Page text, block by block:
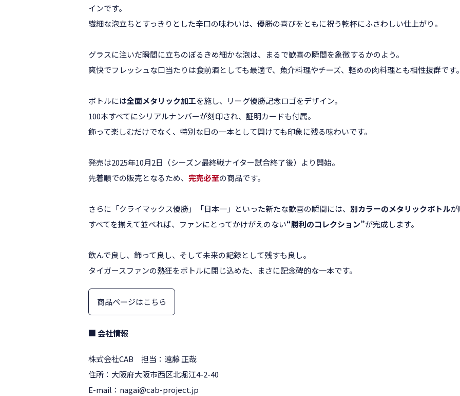
インです。
繊細な泡立ちとすっきりとした辛口の味わいは、優勝の喜びをともに祝う乾杯にふさわしい仕上がり。
グラスに注いだ瞬間に立ちのぼるきめ細かな泡は、まるで歓喜の瞬間を象徴するかのよう。
爽快でフレッシュな口当たりは食前酒としても最適で、魚介料理やチーズ、軽めの肉料理とも相性抜群です。
ボトルには全面メタリック加工を施し、リーグ優勝記念ロゴをデザイン。
100本すべてにシリアルナンバーが刻印され、証明カードも付属。
飾って楽しむだけでなく、特別な日の一本として開けても印象に残る味わいです。
発売は2025年10月2日（シーズン最終戦ナイター試合終了後）より開始。
先着順での販売となるため、 完売必至の商品です。
さらに「クライマックス優勝」「日本一」といった新たな歓喜の瞬間には、 別カラーのメタリックボトルが
すべてを揃えて並べれば、ファンにとってかけがえのない“勝利のコレクション”が完成します。
飲んで良し、飾って良し、そして未来の記録として残すも良し。
タイガースファンの熱狂をボトルに閉じ込めた、まさに記念碑的な一本です。
商品ページはこちら
🏢 会社情報
株式会社CAB 担当：遠藤 正哉
住所：大阪府大阪市西区北堀江4-2-40
E-mail：nagai@cab-project.jp